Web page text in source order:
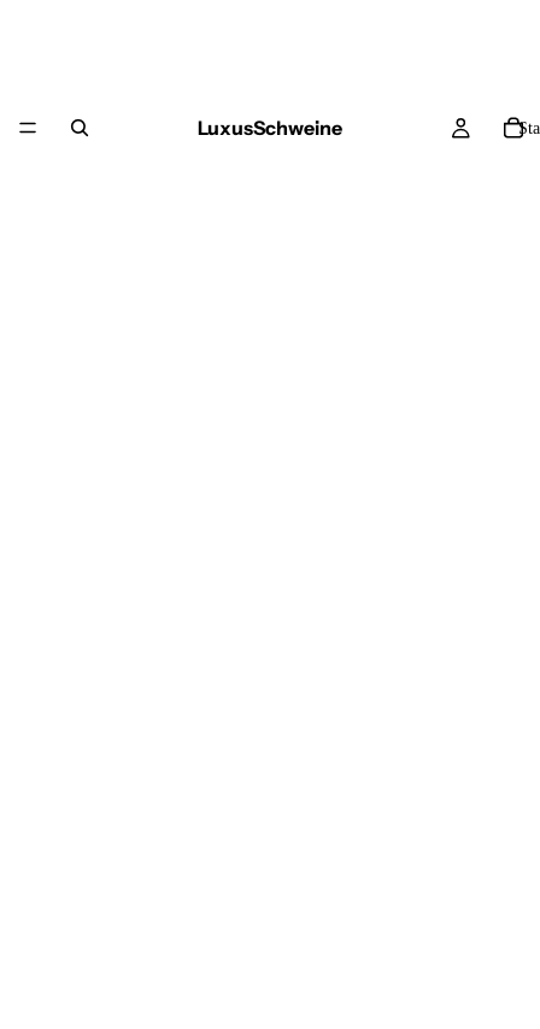
LuxusSchweine